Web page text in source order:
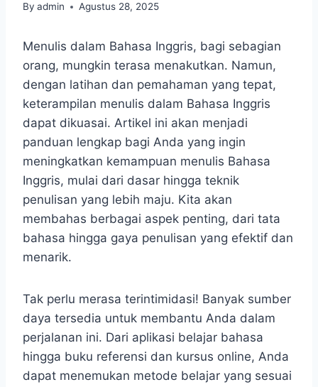
By admin Agustus 28, 2025
Menulis dalam Bahasa Inggris, bagi sebagian
orang, mungkin terasa menakutkan. Namun,
dengan latihan dan pemahaman yang tepat,
keterampilan menulis dalam Bahasa Inggris
dapat dikuasai. Artikel ini akan menjadi
panduan lengkap bagi Anda yang ingin
meningkatkan kemampuan menulis Bahasa
Inggris, mulai dari dasar hingga teknik
penulisan yang lebih maju. Kita akan
membahas berbagai aspek penting, dari tata
bahasa hingga gaya penulisan yang efektif dan
menarik.
Tak perlu merasa terintimidasi! Banyak sumber
daya tersedia untuk membantu Anda dalam
perjalanan ini. Dari aplikasi belajar bahasa
hingga buku referensi dan kursus online, Anda
dapat menemukan metode belajar yang sesuai